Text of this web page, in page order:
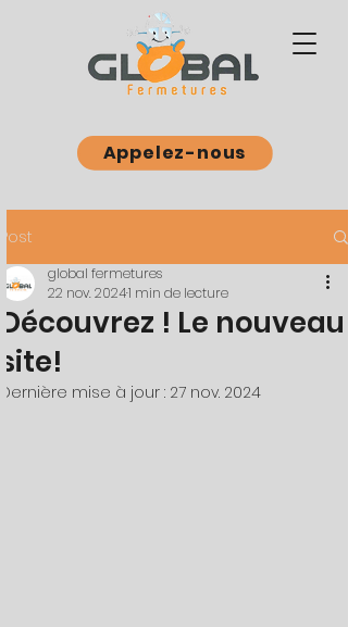
Appelez-nous
Post
Découvrez ! Le nouveau
site!
global fermetures
22 nov. 20241 min de lecture
Dernière mise à jour : 27 nov. 2024